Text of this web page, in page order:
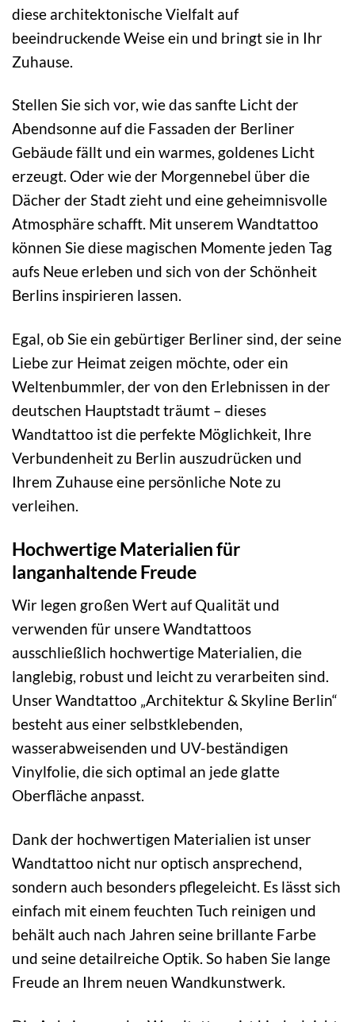
diese architektonische Vielfalt auf
beeindruckende Weise ein und bringt sie in Ihr
Zuhause.
Stellen Sie sich vor, wie das sanfte Licht der
Abendsonne auf die Fassaden der Berliner
Gebäude fällt und ein warmes, goldenes Licht
erzeugt. Oder wie der Morgennebel über die
Dächer der Stadt zieht und eine geheimnisvolle
Atmosphäre schafft. Mit unserem Wandtattoo
können Sie diese magischen Momente jeden Tag
aufs Neue erleben und sich von der Schönheit
Berlins inspirieren lassen.
Egal, ob Sie ein gebürtiger Berliner sind, der seine
Liebe zur Heimat zeigen möchte, oder ein
Weltenbummler, der von den Erlebnissen in der
deutschen Hauptstadt träumt – dieses
Wandtattoo ist die perfekte Möglichkeit, Ihre
Verbundenheit zu Berlin auszudrücken und
Ihrem Zuhause eine persönliche Note zu
verleihen.
Hochwertige Materialien für
langanhaltende Freude
Wir legen großen Wert auf Qualität und
verwenden für unsere Wandtattoos
ausschließlich hochwertige Materialien, die
langlebig, robust und leicht zu verarbeiten sind.
Unser Wandtattoo „Architektur & Skyline Berlin“
besteht aus einer selbstklebenden,
wasserabweisenden und UV-beständigen
Vinylfolie, die sich optimal an jede glatte
Oberfläche anpasst.
Dank der hochwertigen Materialien ist unser
Wandtattoo nicht nur optisch ansprechend,
sondern auch besonders pflegeleicht. Es lässt sich
einfach mit einem feuchten Tuch reinigen und
behält auch nach Jahren seine brillante Farbe
und seine detailreiche Optik. So haben Sie lange
Freude an Ihrem neuen Wandkunstwerk.